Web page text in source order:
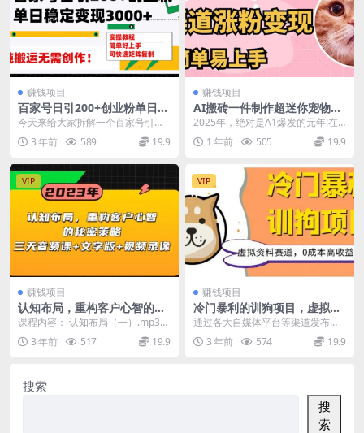
赚钱项目
百家号日引200+创业粉单日稳
定变现3000+纯搬运无需创
作！
今天来给大家拆解一个百家号引流
创业粉的方法，也是我们自己在做
的一个引流渠道，而且...
3 年前 589 19.9
赚钱项目
AI搬砖一件制作超迷你宠物
图，5分钟一个成品，多渠道
引流涨粉变现，简单易上手，
保姆级教程
2025年，绝对是A1爆发的元年!在
这一年里AI展现出很多让人眼花缭
乱丰富多样的...
1 年前 505 19.9
VIP
赚钱项目
认知布局，重构客户心智的秘
密策略三天音频课+文字版+视
课程内容： 认知布局（一）.mp3
认知布局（一）文字稿.pdf 认知布
局（三）...
3 年前 517 19.9
VIP
赚钱项目
冷门暴利的训狗项目，虚拟资
料赛道，0成本高收益，一单9
通过各大自媒体平台等渠道发布一
些关于训狗的干货内容，吸引有宠
物的，想训练自己狗狗...
3 年前 574 19.9
搜索
搜
索